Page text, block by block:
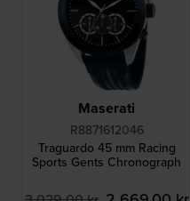
Maserati
R8871612046
Traguardo 45 mm Racing
Sports Gents Chronograph